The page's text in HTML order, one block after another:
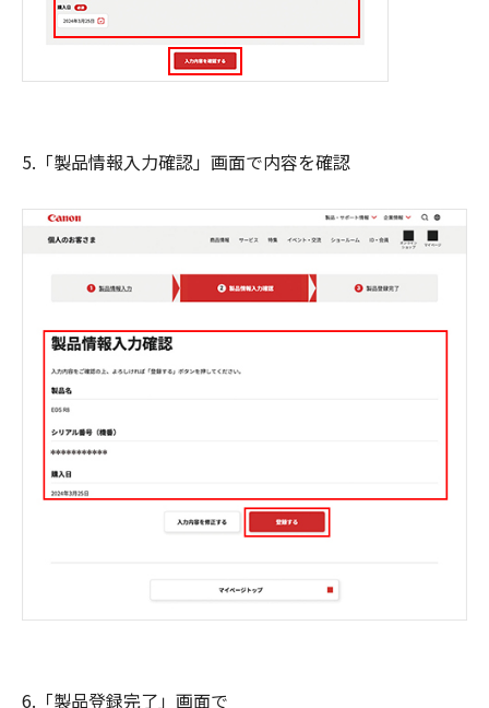
5.「製品情報入力確認」画面で内容を確認
6.「製品登録完了」画面で